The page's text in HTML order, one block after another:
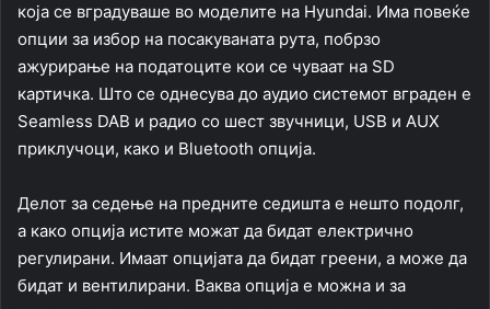
која се вградуваше во моделите на Hyundai. Има повеќе
опции за избор на посакуваната рута, побрзо
ажурирање на податоците кои се чуваат на SD
картичка. Што се однесува до аудио системот вграден е
Seamless DAB и радио со шест звучници, USB и AUX
приклучоци, како и Bluetooth опција.
Делот за седење на предните седишта е нешто подолг,
а како опција истите можат да бидат електрично
регулирани. Имаат опцијата да бидат греени, а може да
бидат и вентилирани. Ваква опција е можна и за